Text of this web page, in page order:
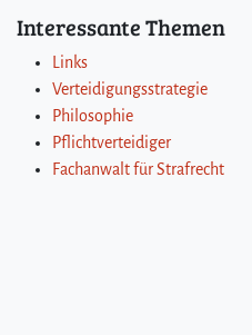
Interessante Themen
Links
Verteidigungsstrategie
Philosophie
Pflichtverteidiger
Fachanwalt für Strafrecht